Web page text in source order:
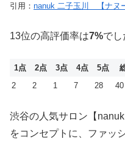
引用： nanuk 二子玉川 【ナヌ
13位の高評価率は7%でし
1点 2点 3点 4点 5点
2
2 1 7 28 40
渋谷の人気サロン【
をコンセプトに、ファッ